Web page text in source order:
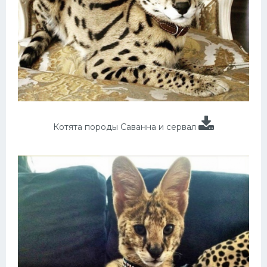
Котята породы Саванна и сервал